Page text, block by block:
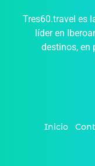
Tres60.travel es
líder en
destinos, en
Inicio